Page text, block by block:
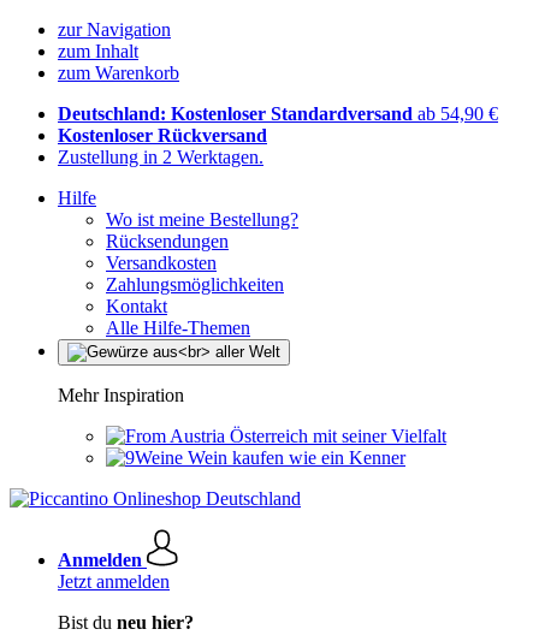
zur Navigation
zum Inhalt
zum Warenkorb
Deutschland: Kostenloser Standardversand ab 54,90 €
Kostenloser Rückversand
Zustellung in 2 Werktagen.
Hilfe
Wo ist meine Bestellung?
Rücksendungen
Versandkosten
Zahlungsmöglichkeiten
Kontakt
Alle Hilfe-Themen
Mehr Inspiration
Österreich mit seiner Vielfalt
Wein kaufen wie ein Kenner
Anmelden
Jetzt anmelden
Bist du neu hier?